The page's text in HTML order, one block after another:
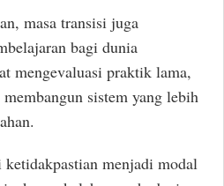
masa transisi juga
bagi dunia
mengevaluasi praktik lama,
sistem yang lebih
ketidakpastian menjadi modal